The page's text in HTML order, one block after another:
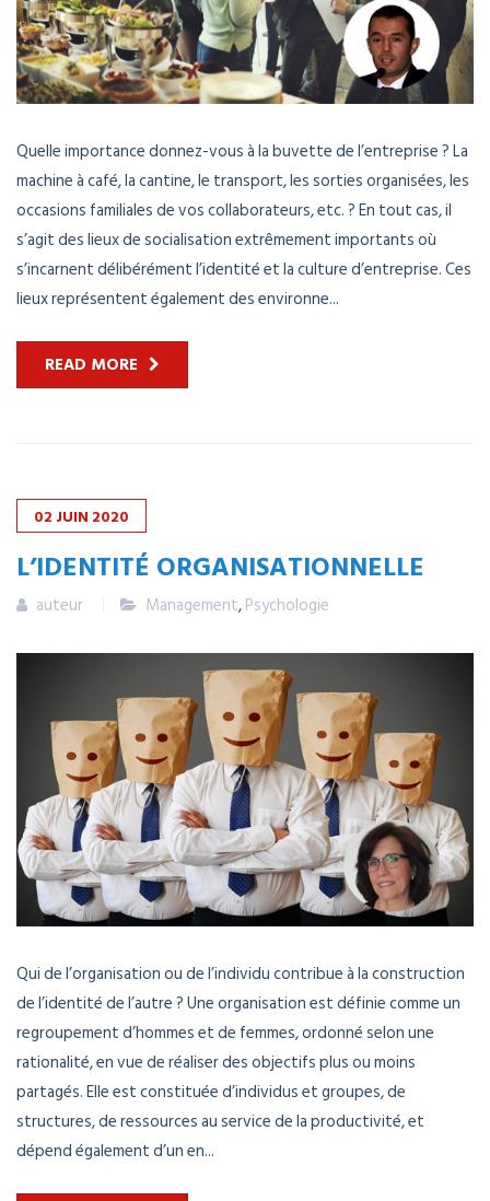
Quelle importance donnez-vous à la buvette de l’entreprise ? La
machine à café, la cantine, le transport, les sorties organisées, les
occasions familiales de vos collaborateurs, etc. ? En tout cas, il
s’agit des lieux de socialisation extrêmement importants où
s’incarnent délibérément l’identité et la culture d’entreprise. Ces
lieux représentent également des environne...
READ MORE
02 JUIN 2020
L’IDENTITÉ ORGANISATIONNELLE
auteur Management,Psychologie
Qui de l’organisation ou de l’individu contribue à la construction
de l’identité de l’autre ? Une organisation est définie comme un
regroupement d’hommes et de femmes, ordonné selon une
rationalité, en vue de réaliser des objectifs plus ou moins
partagés. Elle est constituée d’individus et groupes, de
structures, de ressources au service de la productivité, et
dépend également d’un en...